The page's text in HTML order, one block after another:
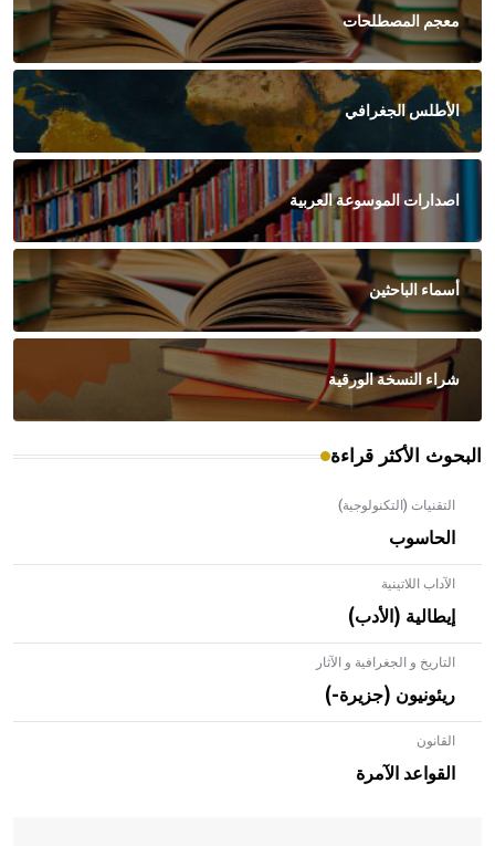
معجم المصطلحات
الأطلس الجغرافي
اصدارات الموسوعة العربية
أسماء الباحثين
شراء النسخة الورقية
البحوث الأكثر قراءة
التقنيات (التكنولوجية)
الحاسوب
الآداب اللاتينية
إيطالية (الأدب)
التاريخ و الجغرافية و الآثار
ريئونيون (جزيرة-)
القانون
القواعد الآمرة
- هل تعلم أن الأبلق نوع من الفنون الهندسية التي ارتبطت
بالعمارة الإسلامية في بلاد الشام ومصر خاصة، حيث يحرص
المعمار على بناء مداميكه وخاصة في الواجهات